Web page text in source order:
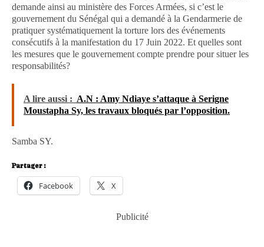
demande ainsi au ministère des Forces Armées, si c’est le
gouvernement du Sénégal qui a demandé à la Gendarmerie de
pratiquer systématiquement la torture lors des événements
consécutifs à la manifestation du 17 Juin 2022. Et quelles sont
les mesures que le gouvernement compte prendre pour situer les
responsabilités?
A lire aussi : A.N : Amy Ndiaye s’attaque à Serigne
Moustapha Sy, les travaux bloqués par l’opposition.
Samba SY.
Partager :
Facebook X
Publicité